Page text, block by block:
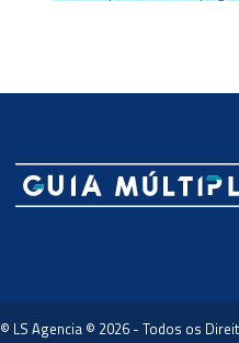
© LS Agencia © 2026 - Todos os